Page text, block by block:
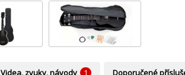
Videa, zvuky, návody 1 Doporučené